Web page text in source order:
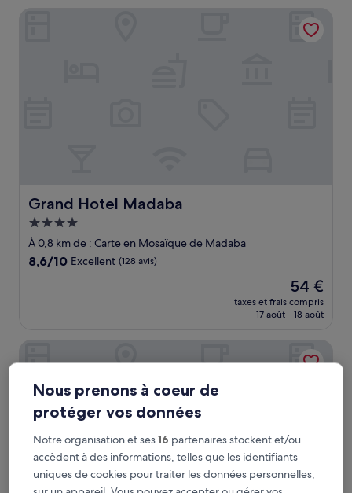
de
44 €
Grand Hotel Madaba
Grand Hotel Madaba
Hébergement
4.0 étoiles
À 0,8 km de : Carte en Mosaïque de Madaba
8.6
8,6/10 Excellent (128 avis)
Le
nouveau
prix
de
54 €
54 €
taxes et frais compris
17 août - 18 août
Nous prenons à coeur de
protéger vos données
Notre organisation et ses16 partenaires stockent et/ou
accèdent à des informations, telles que les identifiants
uniques de cookies pour traiter les données personnelles,